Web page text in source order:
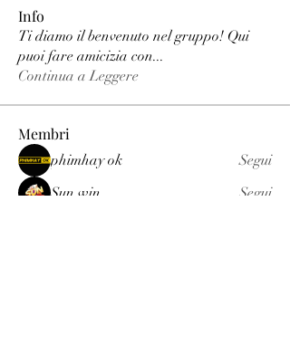
Info
Ti diamo il benvenuto nel gruppo! Qui
puoi fare amicizia con...
Continua a Leggere
Membri
phimhay ok
Segui
Sun win
Segui